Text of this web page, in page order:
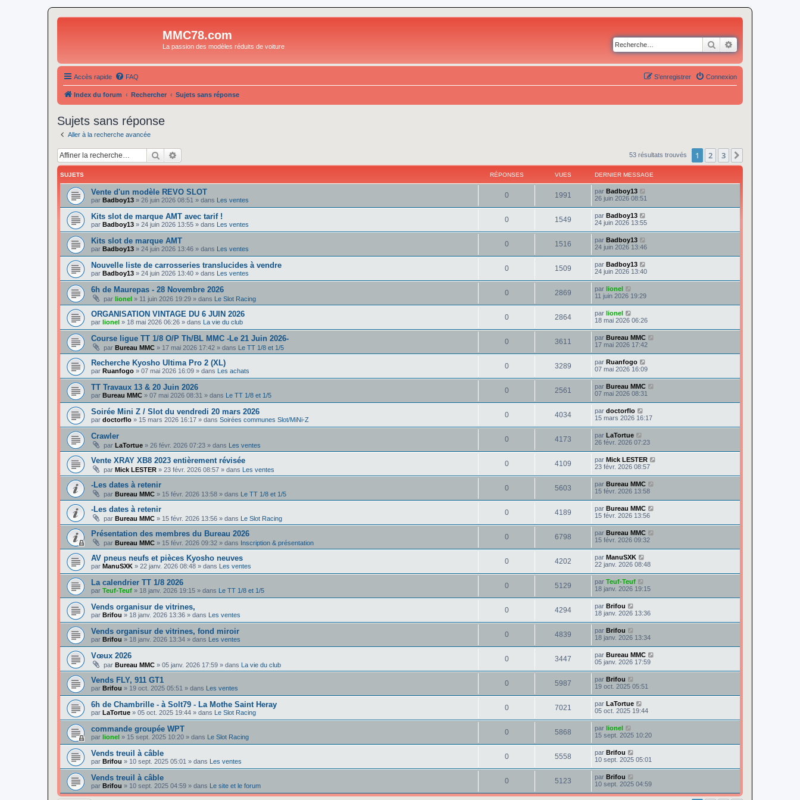
MMC78.com
La passion des modèles réduits de voiture Rechercher
Accès rapide FAQ Connexion
S’enregistrer
Index du forum Rechercher Sujets sans réponse
Sujets sans réponse
Aller à la recherche avancée
Rechercher 53 résultats trouvés 1 2 3
SUJETS RÉPONSES VUES DERNIER MESSAGE
Vente d'un modèle REVO SLOT
par Badboy13 » 26 juin 2026 08:51 » dans Les ventes
0 1991 par Badboy13
26 juin 2026 08:51
Kits slot de marque AMT avec tarif !
par Badboy13 » 24 juin 2026 13:55 » dans Les ventes
0 1549 par Badboy13
24 juin 2026 13:55
Kits slot de marque AMT
par Badboy13 » 24 juin 2026 13:46 » dans Les ventes
0 1516 par Badboy13
24 juin 2026 13:46
Nouvelle liste de carrosseries translucides à vendre
par Badboy13 » 24 juin 2026 13:40 » dans Les ventes
0 1509 par Badboy13
24 juin 2026 13:40
6h de Maurepas - 28 Novembre 2026
par lionel » 11 juin 2026 19:29 » dans Le Slot Racing
0 2869 par lionel
11 juin 2026 19:29
ORGANISATION VINTAGE DU 6 JUIN 2026
par lionel » 18 mai 2026 06:26 » dans La vie du club
0 2864 par lionel
18 mai 2026 06:26
Course ligue TT 1/8 O/P Th/BL MMC -Le 21 Juin 2026-
par Bureau MMC » 17 mai 2026 17:42 » dans Le TT 1/8 et 1/5
0 3611 par Bureau MMC
17 mai 2026 17:42
Recherche Kyosho Ultima Pro 2 (XL)
par Ruanfogo » 07 mai 2026 16:09 » dans Les achats
0 3289 par Ruanfogo
07 mai 2026 16:09
TT Travaux 13 & 20 Juin 2026
par Bureau MMC » 07 mai 2026 08:31 » dans Le TT 1/8 et 1/5
0 2561 par Bureau MMC
07 mai 2026 08:31
Soirée Mini Z / Slot du vendredi 20 mars 2026
par doctorflo » 15 mars 2026 16:17 » dans Soirées communes Slot/MiNi-Z
0 4034 par doctorflo
15 mars 2026 16:17
Crawler
par LaTortue » 26 févr. 2026 07:23 » dans Les ventes
0 4173 par LaTortue
26 févr. 2026 07:23
Vente XRAY XB8 2023 entièrement révisée
par Mick LESTER » 23 févr. 2026 08:57 » dans Les ventes
0 4109 par Mick LESTER
23 févr. 2026 08:57
-Les dates à retenir
par Bureau MMC » 15 févr. 2026 13:58 » dans Le TT 1/8 et 1/5
0 5603 par Bureau MMC
15 févr. 2026 13:58
-Les dates à retenir
par Bureau MMC » 15 févr. 2026 13:56 » dans Le Slot Racing
0 4189 par Bureau MMC
15 févr. 2026 13:56
Présentation des membres du Bureau 2026
par Bureau MMC » 15 févr. 2026 09:32 » dans Inscription & présentation
0 6798 par Bureau MMC
15 févr. 2026 09:32
AV pneus neufs et pièces Kyosho neuves
par ManuSXK » 22 janv. 2026 08:48 » dans Les ventes
0 4202 par ManuSXK
22 janv. 2026 08:48
La calendrier TT 1/8 2026
par Teuf-Teuf » 18 janv. 2026 19:15 » dans Le TT 1/8 et 1/5
0 5129 par Teuf-Teuf
18 janv. 2026 19:15
Vends organisur de vitrines,
par Brifou » 18 janv. 2026 13:36 » dans Les ventes
0 4294 par Brifou
18 janv. 2026 13:36
Vends organisur de vitrines, fond miroir
par Brifou » 18 janv. 2026 13:34 » dans Les ventes
0 4839 par Brifou
18 janv. 2026 13:34
Vœux 2026
par Bureau MMC » 05 janv. 2026 17:59 » dans La vie du club
0 3447 par Bureau MMC
05 janv. 2026 17:59
Vends FLY, 911 GT1
par Brifou » 19 oct. 2025 05:51 » dans Les ventes
0 5987 par Brifou
19 oct. 2025 05:51
6h de Chambrille - à Solt79 - La Mothe Saint Heray
par LaTortue » 05 oct. 2025 19:44 » dans Le Slot Racing
0 7021 par LaTortue
05 oct. 2025 19:44
commande groupée WPT
par lionel » 15 sept. 2025 10:20 » dans Le Slot Racing
0 5868 par lionel
15 sept. 2025 10:20
Vends treuil à câble
par Brifou » 10 sept. 2025 05:01 » dans Les ventes
0 5558 par Brifou
10 sept. 2025 05:01
Vends treuil à câble
par Brifou » 10 sept. 2025 04:59 » dans Le site et le forum
0 5123 par Brifou
10 sept. 2025 04:59